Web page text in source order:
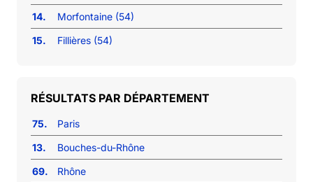
14.
Morfontaine (54)
15.
Fillières (54)
RÉSULTATS PAR DÉPARTEMENT
75.
Paris
13.
Bouches-du-Rhône
69.
Rhône